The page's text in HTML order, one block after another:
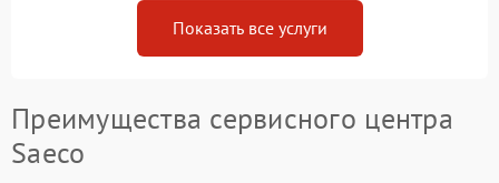
Показать все услуги
Преимущества сервисного центра
Saeco